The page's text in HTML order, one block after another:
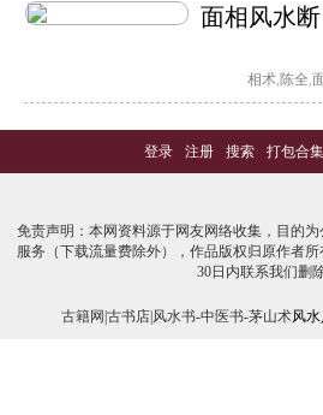
面相风水断
相术, 陈全,
登录 - 注册 - 搜索 - 打包合集
免责声明：本网资料源于网友网络收集，目的
服务（下载流量费除外），作品版权归原作者
30日内联系我们删除
古籍网|古书店|风水书-中医书-茅山术风